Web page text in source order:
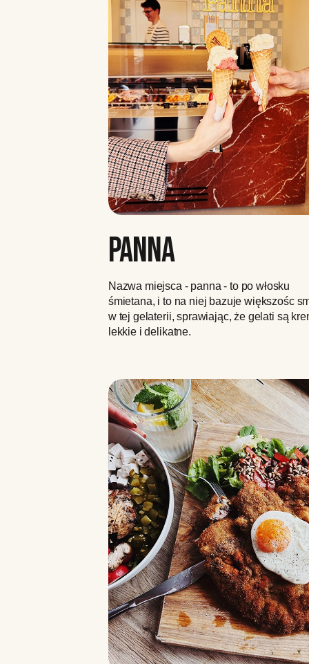
PANNA
Nazwa miejsca - panna - to po włosku
śmietana, i to na niej bazuje większośc
w tej gelaterii, sprawiając, że gelati są
lekkie i delikatne.